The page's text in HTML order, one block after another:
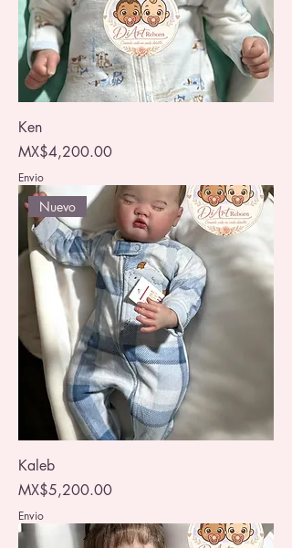
Ken
Price
MX$4,200.00
Envio
Nuevo
Kaleb
Price
MX$5,200.00
Envio